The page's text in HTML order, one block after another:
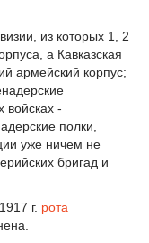
из которых 1, 2
а Кавказская
армейский корпус;
войсках -
полки,
уже ничем не
бригад и
г. рота